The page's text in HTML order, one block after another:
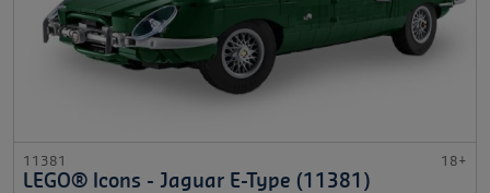
11381 18+
LEGO® Icons - Jaguar E-Type (11381)